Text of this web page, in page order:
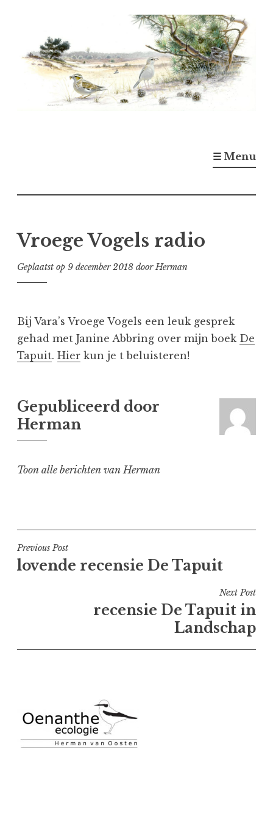
inhoud
springen
☰ Menu
Vroege Vogels radio
Geplaatst op 9 december 2018 doorHerman
Bij Vara’s Vroege Vogels een leuk gesprek
gehad met Janine Abbring over mijn boek De
Tapuit. Hier kun je t beluisteren!
Gepubliceerd door
Herman
Toon alle berichten van Herman
Bericht
navigatie
Previous Post
lovende recensie De Tapuit
Next Post
recensie De Tapuit in
Landschap